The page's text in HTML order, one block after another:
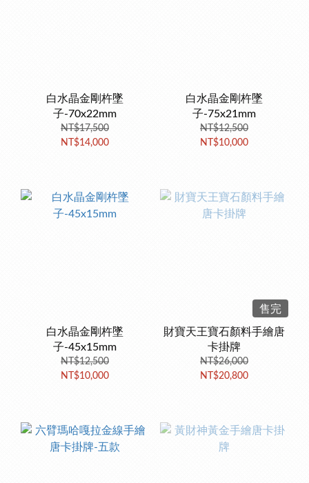
白水晶金剛杵墜
子-70x22mm
NT$17,500
NT$14,000
白水晶金剛杵墜
子-75x21mm
NT$12,500
NT$10,000
白水晶金剛杵墜
子-45x15mm
NT$12,500
NT$10,000
售完
財寶天王寶石顏料手繪唐
卡掛牌
NT$26,000
NT$20,800